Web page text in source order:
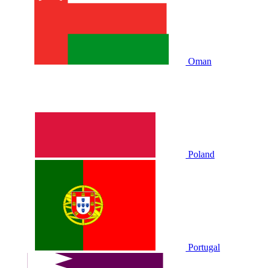
Oman
Poland
Portugal